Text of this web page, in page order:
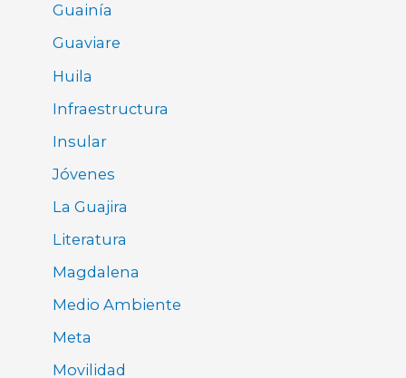
Guainía
Guaviare
Huila
Infraestructura
Insular
Jóvenes
La Guajira
Literatura
Magdalena
Medio Ambiente
Meta
Movilidad